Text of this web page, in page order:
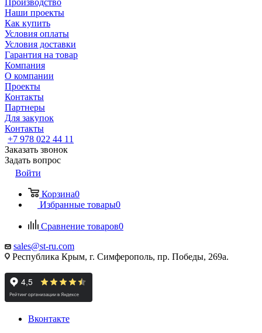
Производство
Наши проекты
Как купить
Условия оплаты
Условия доставки
Гарантия на товар
Компания
О компании
Проекты
Контакты
Партнеры
Для закупок
Контакты
+7 978 022 44 11
Заказать звонок
Задать вопрос
Войти
Корзина0
Избранные товары0
Сравнение товаров0
sales@st-ru.com
Республика Крым, г. Симферополь, пр. Победы, 269а.
Вконтакте